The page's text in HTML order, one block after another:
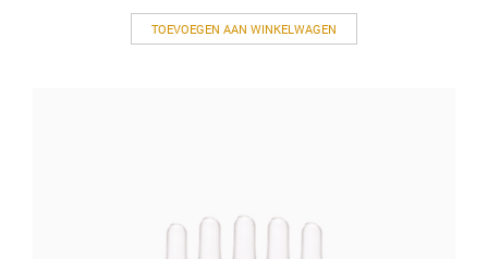
TOEVOEGEN AAN WINKELWAGEN